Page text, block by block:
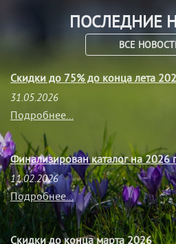
ПОСЛЕДНИЕ
ВСЕ
Скидки до 75% до конца лета
31.05.2026
Подробнее...
Финализирован каталог на 2026
11.02.2026
Подробнее...
Скидки до конца марта 2026